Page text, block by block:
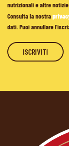
nutrizionali e altre
Consulta la nostra
dati. Puoi annullare